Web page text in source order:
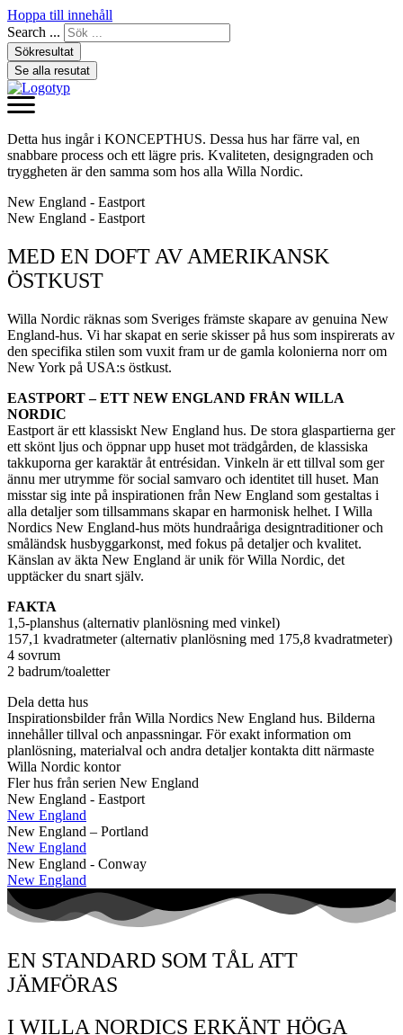
Hoppa till innehåll
Search ...
Sökresultat
Se alla resutat
Detta hus ingår i KONCEPTHUS. Dessa hus har färre val, en
snabbare process och ett lägre pris. Kvaliteten, designgraden och
tryggheten är den samma som hos alla Willa Nordic.
New England - Eastport
New England - Eastport
MED EN DOFT AV AMERIKANSK
ÖSTKUST
Willa Nordic räknas som Sveriges främste skapare av genuina New
England-hus. Vi har skapat en serie skisser på hus som inspirerats av
den specifika stilen som vuxit fram ur de gamla kolonierna norr om
New York på USA:s östkust.
EASTPORT – ETT NEW ENGLAND FRÅN WILLA
NORDIC
Eastport är ett klassiskt New England hus. De stora glaspartierna ger
ett skönt ljus och öppnar upp huset mot trädgården, de klassiska
takkuporna ger karaktär åt entrésidan. Vinkeln är ett tillval som ger
ännu mer utrymme för social samvaro och identitet till huset. Man
misstar sig inte på inspirationen från New England som gestaltas i
alla detaljer som tillsammans skapar en harmonisk helhet. I Willa
Nordics New England-hus möts hundraåriga designtraditioner och
småländsk husbyggarkonst, med fokus på detaljer och kvalitet.
Känslan av äkta New England är unik för Willa Nordic, det
upptäcker du snart själv.
FAKTA
1,5-planshus (alternativ planlösning med vinkel)
157,1 kvadratmeter (alternativ planlösning med 175,8 kvadratmeter)
4 sovrum
2 badrum/toaletter
Dela detta hus
Inspirationsbilder från Willa Nordics New England hus. Bilderna
innehåller tillval och anpassningar. För exakt information om
planlösning, materialval och andra detaljer kontakta ditt närmaste
Willa Nordic kontor
Fler hus från serien New England
New England - Eastport
New England
New England – Portland
New England
New England - Conway
New England
EN STANDARD SOM TÅL ATT
JÄMFÖRAS
I WILLA NORDICS ERKÄNT HÖGA